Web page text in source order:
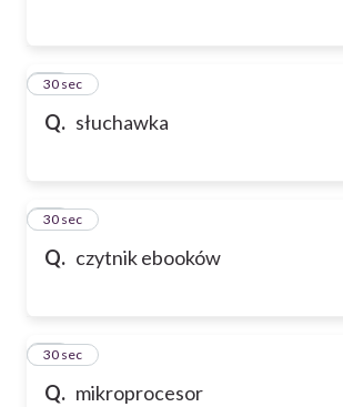
Q. słuchawka
61
30 sec
Q. czytnik ebooków
62
30 sec
Q. mikroprocesor
63
30 sec